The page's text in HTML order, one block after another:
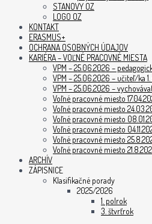
STANOVY OZ
LOGO OZ
KONTAKT
ERASMUS+
OCHRANA OSOBNÝCH ÚDAJOV
KARIÉRA – VOĽNÉ PRACOVNÉ MIESTA
VPM – 25.06.2026 –
VPM – 25.06.2026 – učiteľ/ka
VPM – 25.06.2026 –
Voľné pracovné miesto
Voľné pracovné miesto
Voľné pracovné miesto
Voľné pracovné miesto
Voľné pracovné miesto
Voľné pracovné miesto
ARCHÍV
ZÁPISNICE
Klasifikačné porady
2025/2026
1. polrok
3. štvrťrok